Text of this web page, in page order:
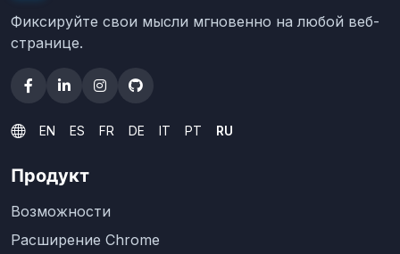
Фиксируйте свои мысли мгновенно на любой веб-
странице.
EN ES FR DE IT PT RU
Продукт
Возможности
Расширение Chrome